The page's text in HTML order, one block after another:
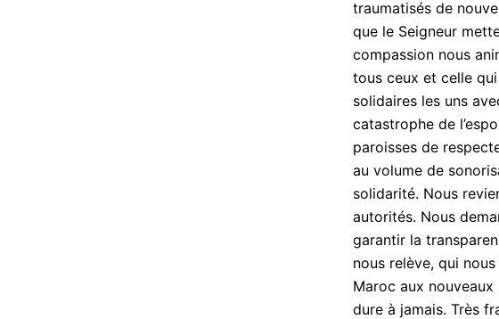
traumatisés de
que le Seigneur
compassion nous
tous ceux et celle
solidaires les uns
catastrophe de
paroisses de
au volume de
solidarité. Nous
autorités. Nous
garantir la
nous relève, qui
Maroc aux
dure à jamais. Très